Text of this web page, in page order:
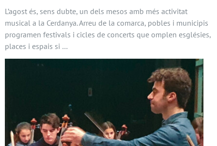
L’agost és, sens dubte, un dels mesos amb més activitat
musical a la Cerdanya. Arreu de la comarca, pobles i municipis
programen festivals i cicles de concerts que omplen esglésies,
places i espais si …